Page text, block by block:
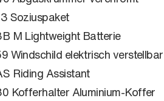
Soziuspaket
M Lightweight Batterie
Windschild elektrisch verstellbar
Riding Assistant
Kofferhalter Aluminium-Koffer